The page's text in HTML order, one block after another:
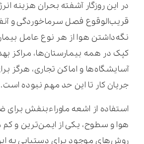
در این روزگار آشفته بحران هزینه
قریب‌الوقوع فصل سرماخوردگی و
نگه‌داشتن هوا از هر نوع عامل
کپک در همه بیمارستان‌ها، مراکز
آسایشگاه‌ها و اماکن تجاری، هرگز
جریان کار تا این حد مهم نبوده است.
هوا و سطوح، یکی از ایمن‌ترین و
روش‌های موجود برای دستیابی به